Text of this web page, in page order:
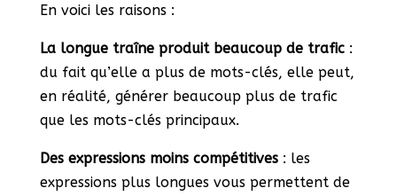
En voici les raisons :
La longue traîne produit beaucoup de trafic:
du fait qu’elle a plus de mots-clés, elle peut,
en réalité, générer beaucoup plus de trafic
que les mots-clés principaux.
Des expressions moins compétitives: les
expressions plus longues vous permettent de